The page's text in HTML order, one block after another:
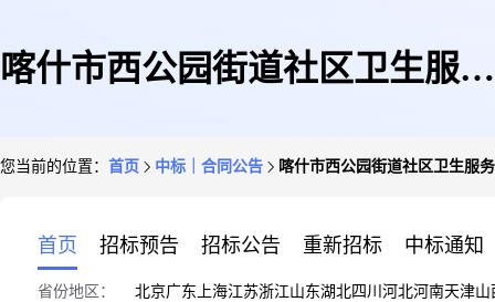
喀什市西公园街道社区卫生服务
您当前的位置： 首页 中标｜合同公告 喀什市西公园街道社区卫生服
首页 招标预告 招标公告 重新招标 中标通知
省份地区： 北京广东 上海江苏浙江山东湖北四川 河北河南天津山